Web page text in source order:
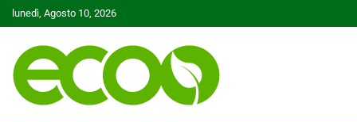
Skip
to
lunedì, Agosto 10, 2026